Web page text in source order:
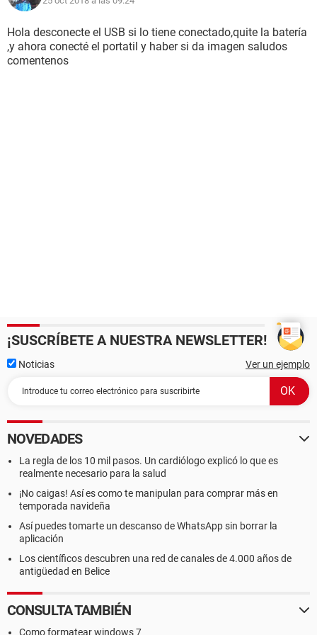
Hola desconecte el USB si lo tiene conectado,quite la batería
,y ahora conecté el portatil y haber si da imagen saludos
comentenos
¡SUSCRÍBETE A NUESTRA NEWSLETTER!
Noticias Ver un ejemplo
NOVEDADES
La regla de los 10 mil pasos. Un cardiólogo explicó lo que es
realmente necesario para la salud
¡No caigas! Así es como te manipulan para comprar más en
temporada navideña
Así puedes tomarte un descanso de WhatsApp sin borrar la
aplicación
Los científicos descubren una red de canales de 4.000 años de
antigüedad en Belice
CONSULTA TAMBIÉN
Como formatear windows 7